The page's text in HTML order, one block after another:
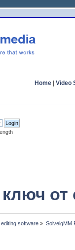
Home Video
от
software » SolveigMM